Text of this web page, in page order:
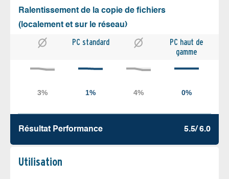
Ralentissement de la copie de fichiers
(localement et sur le réseau)
PC standard
PC haut de
gamme
Résultat Performance 5.5/ 6.0
Utilisation